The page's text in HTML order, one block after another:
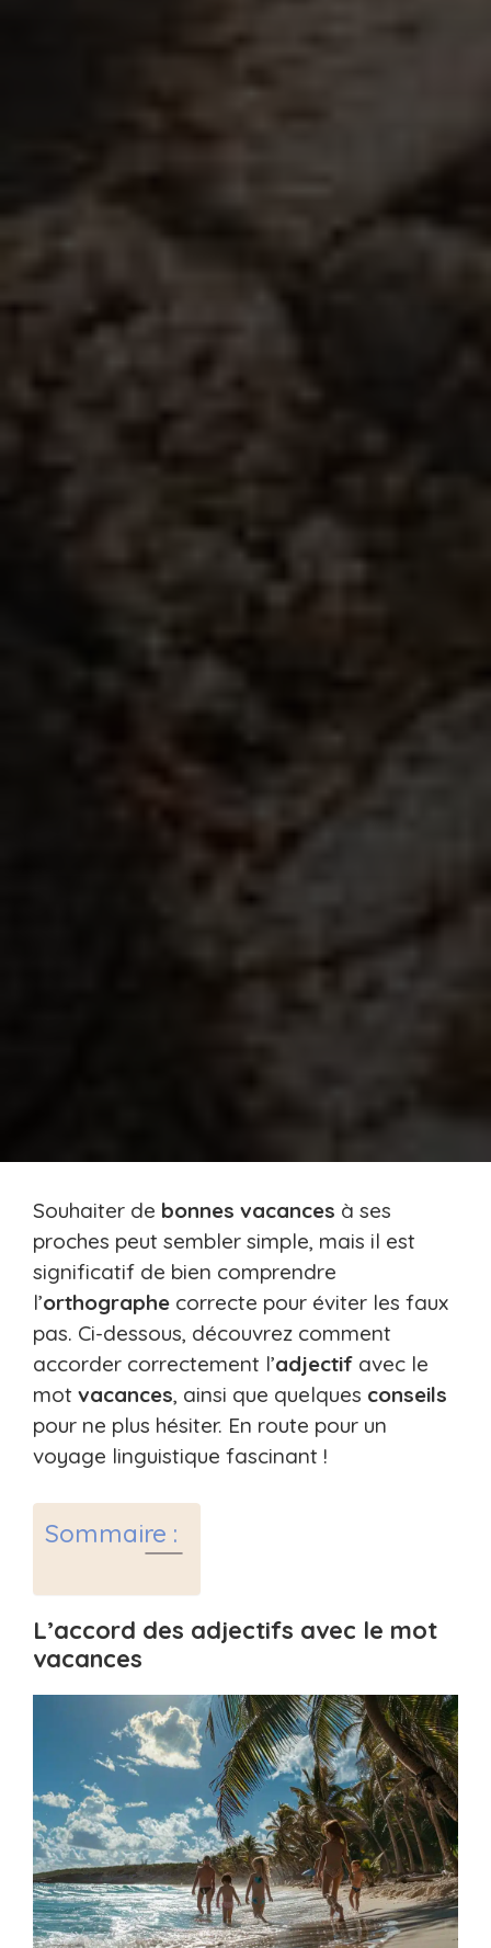
Souhaiter de bonnes vacances à ses
proches peut sembler simple, mais il est
significatif de bien comprendre
l’orthographe correcte pour éviter les faux
pas. Ci-dessous, découvrez comment
accorder correctement l’adjectif avec le
mot vacances, ainsi que quelques conseils
pour ne plus hésiter. En route pour un
voyage linguistique fascinant !
Sommaire :
L’accord des adjectifs avec le mot
vacances